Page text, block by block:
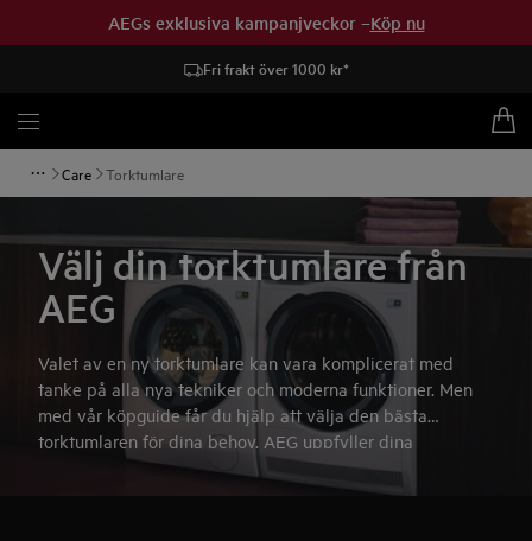
AEGs exklusiva kampanjveckor –Köp nu
Fri frakt över 1000 kr*
Care Torktumlare
Välj din torktumlare från
AEG
Valet av en ny torktumlare kan vara komplicerat med
tanke på alla nya tekniker och moderna funktioner. Men
med vår köpguide får du hjälp att välja den bästa
torktumlaren för dina behov. AEG uppfyller dina
förväntningar och mer därtill.